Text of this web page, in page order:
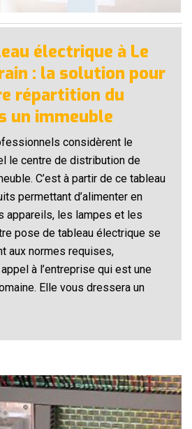
électrique à Le
: la solution pour
répartition du
un immeuble
considèrent le
le centre de distribution de
C’est à partir de ce tableau
permettant d’alimenter en
appareils, les lampes et les
pose de tableau électrique se
aux normes requises,
à l’entreprise qui est une
Elle vous dressera un